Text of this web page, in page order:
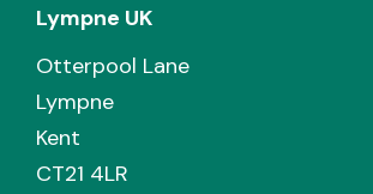
Lympne UK
Otterpool Lane
Lympne
Kent
CT21 4LR